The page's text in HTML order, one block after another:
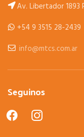
Av. Libertador 1893
+54 9 3515 28-2439
info@mtcs.com.ar
Seguinos
facebookinstagram